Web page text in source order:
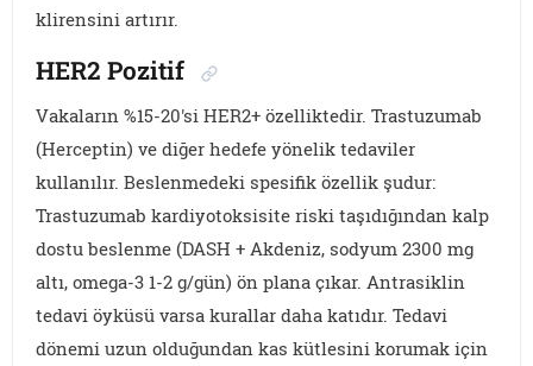
klirensini artırır.
HER2 Pozitif
Vakaların %15-20'si HER2+ özelliktedir. Trastuzumab
(Herceptin) ve diğer hedefe yönelik tedaviler
kullanılır. Beslenmedeki spesifik özellik şudur:
Trastuzumab kardiyotoksisite riski taşıdığından kalp
dostu beslenme (DASH + Akdeniz, sodyum 2300 mg
altı, omega-3 1-2 g/gün) ön plana çıkar. Antrasiklin
tedavi öyküsü varsa kurallar daha katıdır. Tedavi
dönemi uzun olduğundan kas kütlesini korumak için